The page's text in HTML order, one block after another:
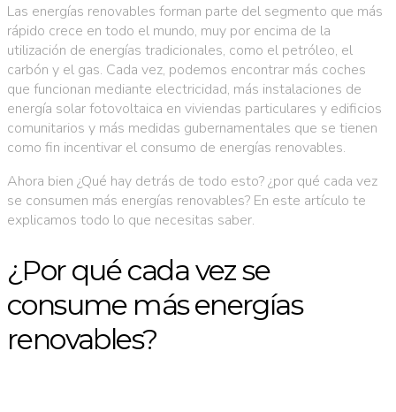
Las energías renovables forman parte del segmento que más
rápido crece en todo el mundo, muy por encima de la
utilización de energías tradicionales, como el petróleo, el
carbón y el gas. Cada vez, podemos encontrar más coches
que funcionan mediante electricidad, más instalaciones de
energía solar fotovoltaica en viviendas particulares y edificios
comunitarios y más medidas gubernamentales que se tienen
como fin incentivar el consumo de energías renovables.
Ahora bien ¿Qué hay detrás de todo esto? ¿por qué cada vez
se consumen más energías renovables? En este artículo te
explicamos todo lo que necesitas saber.
¿Por qué cada vez se
consume más energías
renovables?